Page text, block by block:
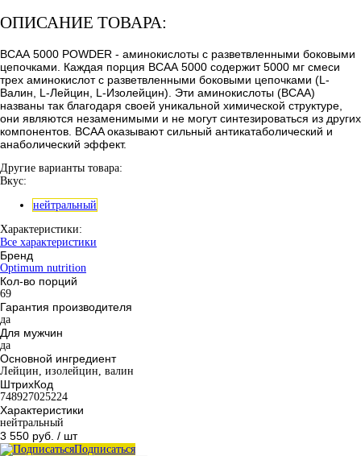
ОПИСАНИЕ ТОВАРА:
ВСАА 5000 POWDER - аминокислоты с разветвленными боковыми
цепочками. Каждая порция ВСАА 5000 содержит 5000 мг смеси
трех аминокислот с разветвленными боковыми цепочками (L-
Валин, L-Лейцин, L-Изолейцин). Эти аминокислоты (BCAA)
названы так благодаря своей уникальной химической структуре,
они являются незаменимыми и не могут синтезироваться из других
компонентов. BCAA оказывают сильный антикатаболический и
анаболический эффект.
Другие варианты товара:
Вкус:
нейтральный
Характеристики:
Все характеристики
Бренд
Optimum nutrition
Кол-во порций
69
Гарантия производителя
да
Для мужчин
да
Основной ингредиент
Лейцин, изолейцин, валин
ШтрихКод
748927025224
Характеристики
нейтральный
3 550 руб. / шт
Подписаться